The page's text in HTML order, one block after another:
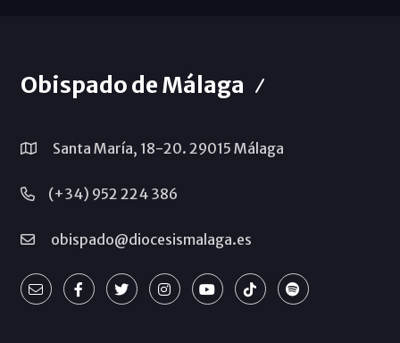
Obispado de Málaga
Santa María, 18-20. 29015 Málaga
(+34) 952 224 386
obispado@diocesismalaga.es